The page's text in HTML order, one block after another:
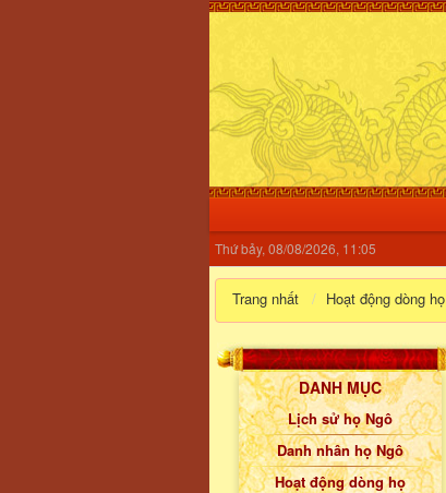
Thứ bảy, 08/08/2026, 11:05
Trang nhất Hoạt động dòng họ
DANH MỤC
Lịch sử họ Ngô
Danh nhân họ Ngô
Hoạt động dòng họ